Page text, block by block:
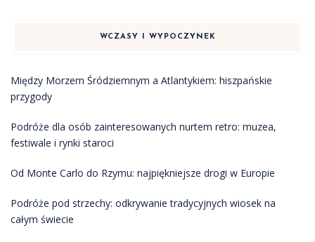
WCZASY I WYPOCZYNEK
Między Morzem Śródziemnym a Atlantykiem: hiszpańskie
przygody
Podróże dla osób zainteresowanych nurtem retro: muzea,
festiwale i rynki staroci
Od Monte Carlo do Rzymu: najpiękniejsze drogi w Europie
Podróże pod strzechy: odkrywanie tradycyjnych wiosek na
całym świecie